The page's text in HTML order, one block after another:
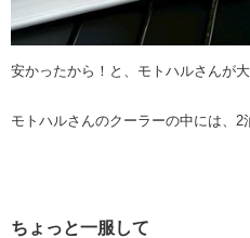
安かったから！と、モトハルさんが
モトハルさんのクーラーの中には、
ちょっと一服して